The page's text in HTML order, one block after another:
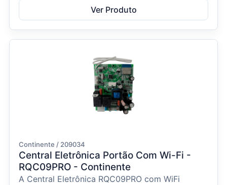
Ver Produto
Continente / 209034
Central Eletrônica Portão Com Wi-Fi -
RQC09PRO - Continente
A Central Eletrônica RQC09PRO com WiFi